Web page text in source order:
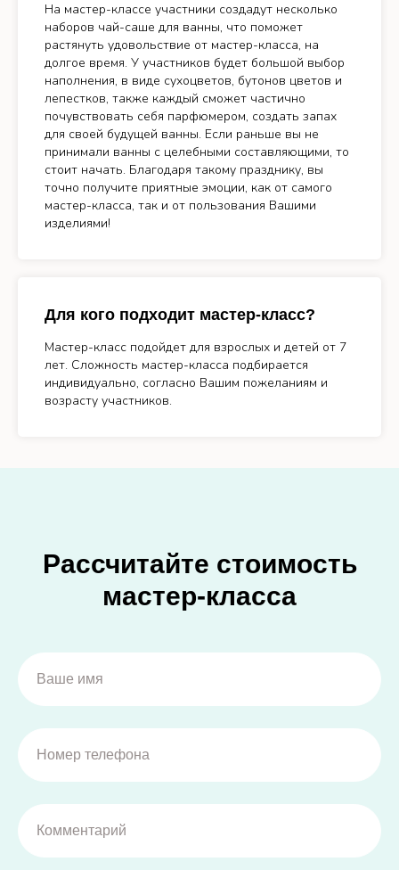
На мастер-классе участники создадут несколько
наборов чай-саше для ванны, что поможет
растянуть удовольствие от мастер-класса, на
долгое время. У участников будет большой выбор
наполнения, в виде сухоцветов, бутонов цветов и
лепестков, также каждый сможет частично
почувствовать себя парфюмером, создать запах
для своей будущей ванны. Если раньше вы не
принимали ванны с целебными составляющими, то
стоит начать. Благодаря такому празднику, вы
точно получите приятные эмоции, как от самого
мастер-класса, так и от пользования Вашими
изделиями!
Для кого подходит мастер-класс?
Мастер-класс подойдет для взрослых и детей от 7
лет. Сложность мастер-класса подбирается
индивидуально, согласно Вашим пожеланиям и
возрасту участников.
Рассчитайте стоимость
мастер-класса